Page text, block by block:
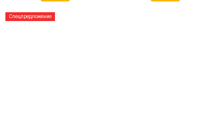
Спецпредложение